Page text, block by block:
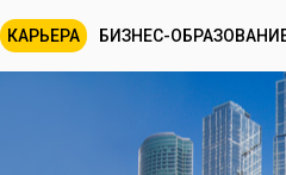
КАРЬЕРА БИЗНЕС-